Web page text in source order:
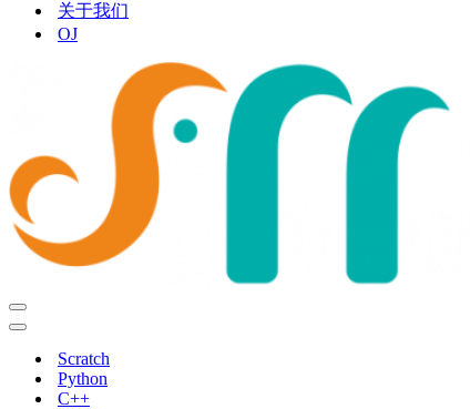
关于我们
OJ
导
航
导
Scratch
Python
C++